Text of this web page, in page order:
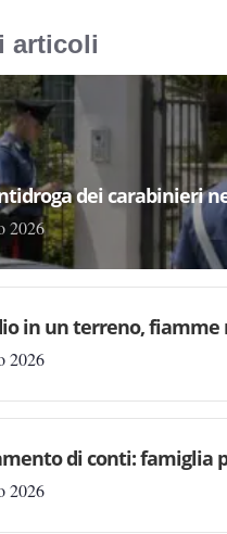
articoli
dei carabinieri
2026
in un terreno, fiamme
2026
di conti: famiglia
2026